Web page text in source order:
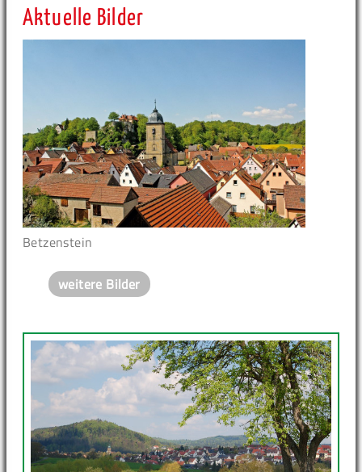
Aktuelle Bilder
Betzenstein
weitere Bilder